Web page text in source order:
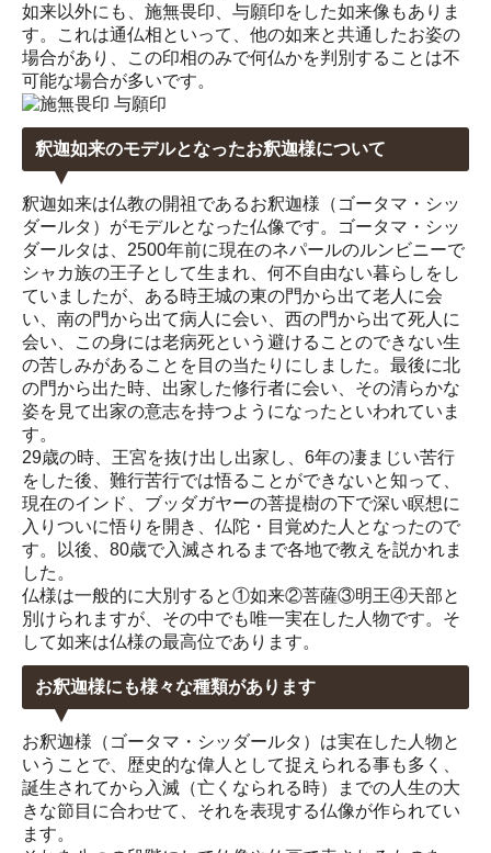
如来以外にも、施無畏印、与願印をした如来像もありま
す。これは通仏相といって、他の如来と共通したお姿の
場合があり、この印相のみで何仏かを判別することは不
可能な場合が多いです。
釈迦如来のモデルとなったお釈迦様について
釈迦如来は仏教の開祖であるお釈迦様（ゴータマ・シッ
ダールタ）がモデルとなった仏像です。ゴータマ・シッ
ダールタは、2500年前に現在のネパールのルンビニーで
シャカ族の王子として生まれ、何不自由ない暮らしをし
ていましたが、ある時王城の東の門から出て老人に会
い、南の門から出て病人に会い、西の門から出て死人に
会い、この身には老病死という避けることのできない生
の苦しみがあることを目の当たりにしました。最後に北
の門から出た時、出家した修行者に会い、その清らかな
姿を見て出家の意志を持つようになったといわれていま
す。
29歳の時、王宮を抜け出し出家し、6年の凄まじい苦行
をした後、難行苦行では悟ることができないと知って、
現在のインド、ブッダガヤーの菩提樹の下で深い瞑想に
入りついに悟りを開き、仏陀・目覚めた人となったので
す。以後、80歳で入滅されるまで各地で教えを説かれま
した。
仏様は一般的に大別すると①如来②菩薩③明王④天部と
別けられますが、その中でも唯一実在した人物です。そ
して如来は仏様の最高位であります。
お釈迦様にも様々な種類があります
お釈迦様（ゴータマ・シッダールタ）は実在した人物と
いうことで、歴史的な偉人として捉えられる事も多く、
誕生されてから入滅（亡くなられる時）までの人生の大
きな節目に合わせて、それを表現する仏像が作られてい
ます。